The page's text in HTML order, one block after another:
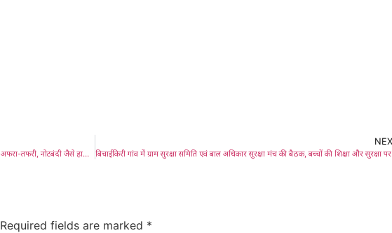
Adityapur Petrol Shortage: जमशेदपुर-आदित्यपुर में पेट्रोल के लिए अफरा-तफरी, नोटबंदी जैसे हालात; घंटों कतार में खड़े लोग, पीएम मोदी के कम खपत के आह्वान का दिखा असर, पेट्रोल पंपों पर तीखी नोकझोंक और हंगामे की स्थिति बिचाईकिरी
Required fields are marked *